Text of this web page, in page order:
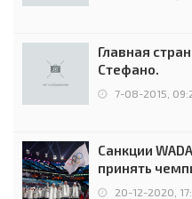
Главная
Стефано.
7-08-2015,
Санкции
принять
чемпионов.
20-12-2020,